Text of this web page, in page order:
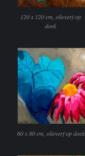
120 x 120 cm, olieverf op
doek
60 x 80 cm, olieverf op doek